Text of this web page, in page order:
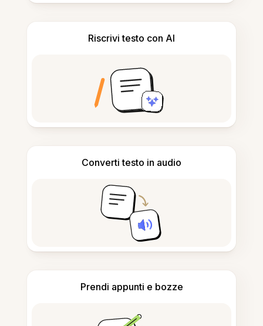
Riscrivi testo con AI
Converti testo in audio
Prendi appunti e bozze